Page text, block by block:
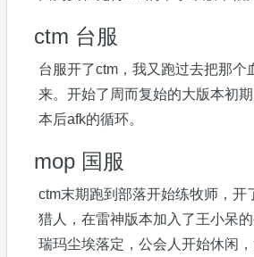
ctm 台服
台服开了ctm，我又跑过去把那个
来。开始了周而复始的大版本初
本后afk的循环。
mop 国服
ctm末期跑到部落开始练牧师，开
猎人，在雷神版本加入了王小呆
瑞玛尘埃落定，公会人开始休闲，